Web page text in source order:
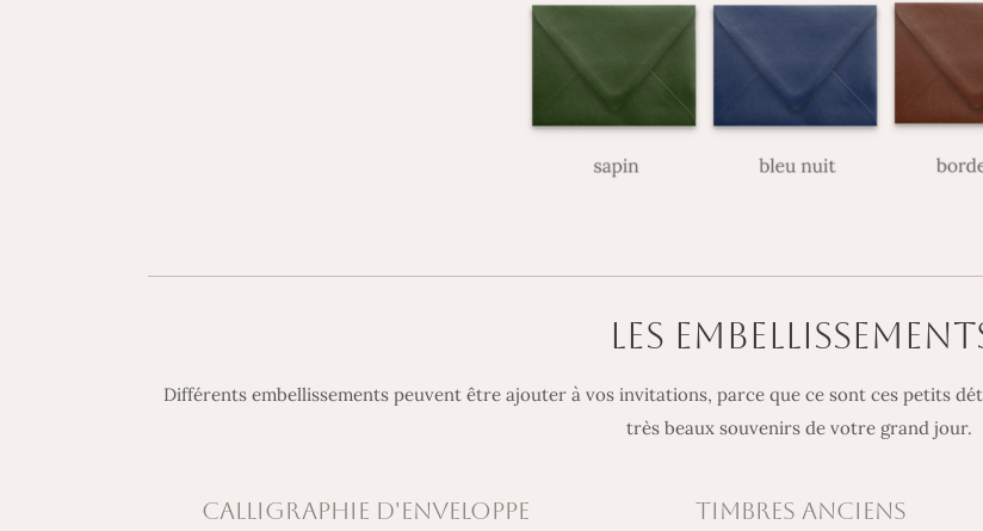
LES
Différents embellissements peuvent être ajouter à vos invitations, parce que ce sont ces petits
très beaux souvenirs de votre grand jour.
CALLIGRAPHIE D'ENVELOPPE TIMBRES ANCIENS